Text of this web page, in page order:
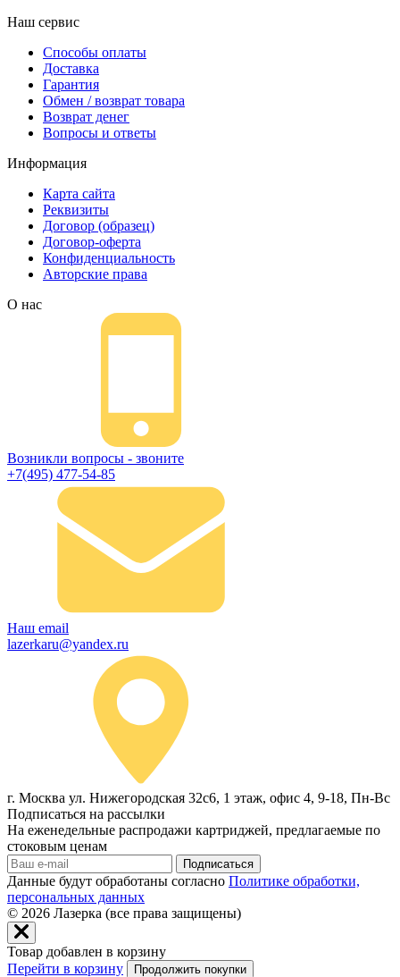
Наш сервис
Способы оплаты
Доставка
Гарантия
Обмен / возврат товара
Возврат денег
Вопросы и ответы
Информация
Карта сайта
Реквизиты
Договор (образец)
Договор-оферта
Конфиденциальность
Авторские права
О нас
Возникли вопросы - звоните
+7(495) 477-54-85
Наш email
lazerkaru@yandex.ru
г. Москва ул. Нижегородская 32с6, 1 этаж, офис 4, 9-18, Пн-Вс
Подписаться на рассылки
На еженедельные распродажи картриджей, предлагаемые по
стоковым ценам
Подписаться
Данные будут обработаны согласно Политике обработки,
персональных данных
© 2026 Лазерка (все права защищены)
Товар добавлен в корзину
Перейти в корзину
Продолжить покупки